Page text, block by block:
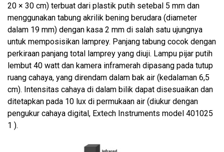
20 × 30 cm) terbuat dari plastik putih setebal 5 mm dan
menggunakan tabung akrilik bening berudara (diameter
dalam 19 mm) dengan kasa 2 mm di salah satu ujungnya
untuk memposisikan lamprey. Panjang tabung cocok dengan
perkiraan panjang total lamprey yang diuji. Lampu pijar putih
lembut 40 watt dan kamera inframerah dipasang pada tutup
ruang cahaya, yang direndam dalam bak air (kedalaman 6,5
cm). Intensitas cahaya di dalam bilik dapat disesuaikan dan
ditetapkan pada 10 lux di permukaan air (diukur dengan
pengukur cahaya digital, Extech Instruments model 401025
1 ).